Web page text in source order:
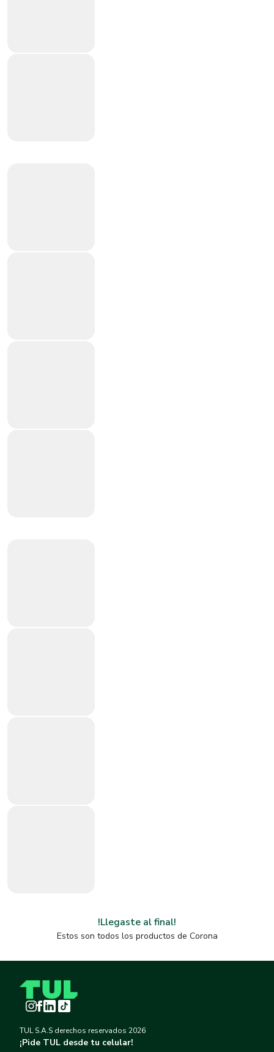
!Llegaste al final!
Estos son todos los productos de Corona
Instagram
Facebook
LinkedInTikTok
TUL S.A.S derechos reservados 2026
¡Pide TUL desde tu celular!